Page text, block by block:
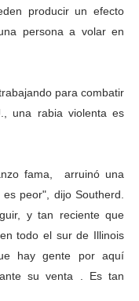
producir un efecto
persona a volar en
para combatir
una rabia violenta es
fama, arruinó una
peor", dijo Southerd.
y tan reciente que
todo el sur de Illinois
hay gente por aquí
su venta . Es tan